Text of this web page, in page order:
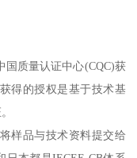
质量认证中心(CQC)获
得的授权是基于技术基
样品与技术资料提交给